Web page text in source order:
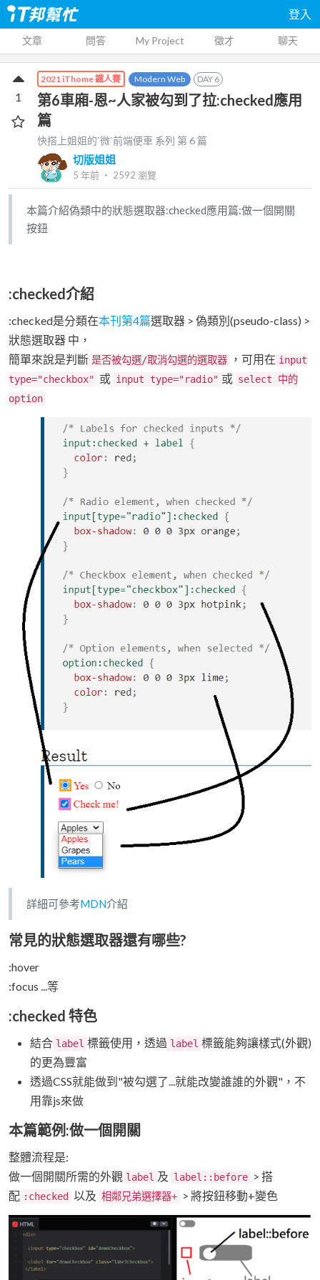
登入
文章 問答 My Project 徵才 聊天
2021 iThome 鐵人賽 Modern Web DAY 6
第6車廂-恩~人家被勾到了拉:checked應用
篇
快搭上姐姐的`微`前端便車 系列 第6 篇
切版姐姐
5 年前 ‧ 2592 瀏覽
1
本篇介紹偽類中的狀態選取器:checked應用篇:做一個開關
按鈕
:checked介紹
:checked是分類在本刊第4篇選取器 > 偽類別(pseudo-class) >
狀態選取器 中，
簡單來說是判斷 是否被勾選/取消勾選的選取器 ，可用在 input
type="checkbox" 或 input type="radio" 或 select 中的
option
詳細可參考MDN介紹
常見的狀態選取器還有哪些?
:hover
:focus ...等
:checked 特色
結合 label 標籤使用，透過 label 標籤能夠讓樣式(外觀)
的更為豐富
透過CSS就能做到"被勾選了...就能改變誰誰的外觀"，不
用靠js來做
本篇範例:做一個開關
整體流程是:
做一個開關所需的外觀 label 及 label::before > 搭
配 :checked 以及 相鄰兄弟選擇器+ > 將按鈕移動+變色